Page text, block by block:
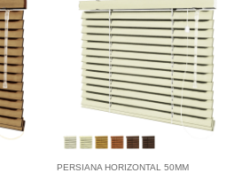
PERSIANA HORIZONTAL 50MM